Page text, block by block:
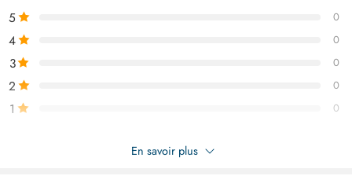
5 0
4 0
3 0
2 0
1 0
Soyez le premier à donner votre avis sur “TOTAL chargeur batterie
4ah 6en1 TFCLI2064”
En savoir plus